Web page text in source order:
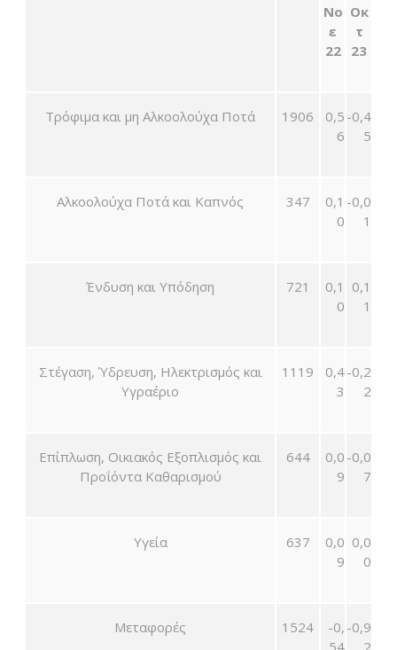
Νο
ε
22
Οκ
τ
23
Τρόφιμα και μη Αλκοολούχα Ποτά 1906
0,5
6
-0,4
5
Αλκοολούχα Ποτά και Καπνός 347
0,1
0
-0,0
1
Ένδυση και Υπόδηση 721
0,1
0
0,1
1
Στέγαση, Ύδρευση, Ηλεκτρισμός και
Υγραέριο
1119
0,4
3
-0,2
2
Επίπλωση, Οικιακός Εξοπλισμός και
Προΐόντα Καθαρισμού
644
0,0
9
-0,0
7
Υγεία 637
0,0
9
0,0
0
Μεταφορές 1524
-0, -0,9